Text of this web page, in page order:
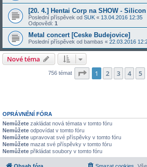
[20. 4.] Hentai Corp na SHOW -
Poslední příspěvek od SUK « 13.04.2016 12:35
Odpovědi: 1
Metal concert [Ceske Budejovice]
Poslední příspěvek od bambas « 22.03.2016
Nové téma
756 témat Stránka z
1 2 3 4 5
OPRÁVNĚNÍ FÓRA
Nemůžete zakládat nová témata v tomto fóru
Nemůžete odpovídat v tomto fóru
Nemůžete upravovat své příspěvky v tomto fóru
Nemůžete mazat své příspěvky v tomto fóru
Nemůžete přikládat soubory v tomto fóru